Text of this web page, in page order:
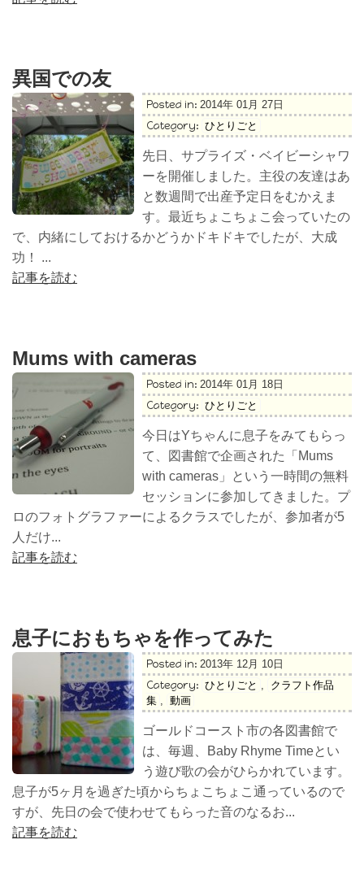
異国での友
Posted in: 2014年 01月 27日
Category: ひとりごと
先日、サプライズ・ベイビーシャワ
ーを開催しました。主役の友達はあ
と数週間で出産予定日をむかえま
す。最近ちょこちょこ会っていたの
で、内緒にしておけるかどうかドキドキでしたが、大成
功！ ...
記事を読む
Mums with cameras
Posted in: 2014年 01月 18日
Category: ひとりごと
今日はYちゃんに息子をみてもらっ
て、図書館で企画された「Mums
with cameras」という一時間の無料
セッションに参加してきました。プ
ロのフォトグラファーによるクラスでしたが、参加者が5
人だけ...
記事を読む
息子におもちゃを作ってみた
Posted in: 2013年 12月 10日
Category: ひとりごと ,
クラフト作品
集 , 動画
ゴールドコースト市の各図書館で
は、毎週、Baby Rhyme Timeとい
う遊び歌の会がひらかれています。
息子が5ヶ月を過ぎた頃からちょこちょこ通っているので
すが、先日の会で使わせてもらった音のなるお...
記事を読む